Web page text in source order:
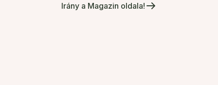
Irány a Magazin oldala!